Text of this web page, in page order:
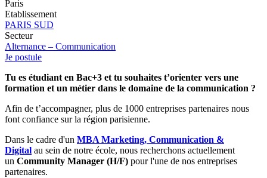
Paris
Etablissement
PARIS SUD
Secteur
Alternance – Communication
Je postule
Tu es étudiant en Bac+3 et tu souhaites t’orienter vers une
formation et un métier dans le domaine de la communication ?
Afin de t’accompagner, plus de 1000 entreprises partenaires nous
font confiance sur la région parisienne.
Dans le cadre d'un MBA Marketing, Communication &
Digital au sein de notre école, nous recherchons actuellement
un Community Manager (H/F) pour l'une de nos entreprises
partenaires.